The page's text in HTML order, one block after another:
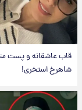
قاب عاشقانه و پست
شاهرخ استخری!